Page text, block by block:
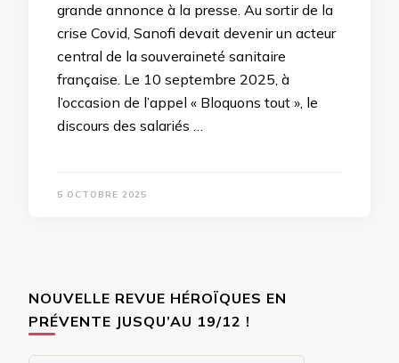
grande annonce à la presse. Au sortir de la
crise Covid, Sanofi devait devenir un acteur
central de la souveraineté sanitaire
française. Le 10 septembre 2025, à
l’occasion de l’appel « Bloquons tout », le
discours des salariés …
5 OCTOBRE 2025
NOUVELLE REVUE HÉROÏQUES EN
PRÉVENTE JUSQU’AU 19/12 !